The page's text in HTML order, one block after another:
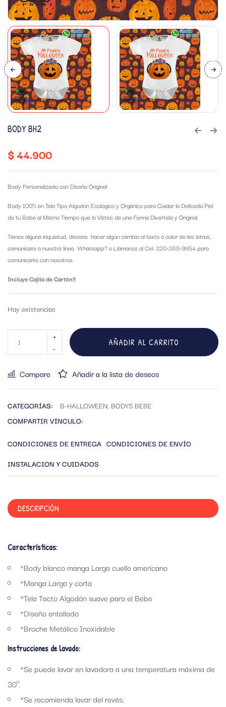
BODY BH2
$44.900
Body Personalizado con Diseño Original
Body 100% en Tela Tipo Algodón Ecológico y Orgánico para Cuidar la Delicada Piel
de tu Bebé al Mismo Tiempo que lo Vistes de una Forma Divertida y Original.
Tienes alguna inquietud, deseas hacer algún cambio al texto o color de las letras,
comunícate a nuestra linea Whatsapp?o Llámanos al Cel: 320-389-9954 para
comunicarte con nosotros.
Incluye Cajita de Cartón!!
Hay existencias
AÑADIR AL CARRITO
Compare Añadir a la lista de deseos
CATEGORÍAS: B-HALLOWEEN, BODYS BEBE
COMPARTIR VÍNCULO:
CONDICIONES DE ENTREGA CONDICIONES DE ENVÍO
INSTALACION Y CUIDADOS
DESCRIPCIÓN
Características:
*Body blanco manga Larga cuello americano
*Manga Larga y corta
*Tela Tacto Algodón suave para el Bebe
*Diseño entallado
*Broche Metálico Inoxidable
Instrucciones de lavado:
*Se puede lavar en lavadora a una temperatura máxima de
30º.
*Se recomienda lavar del revés.